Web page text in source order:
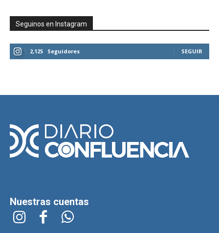
Seguinos en Instagram
2,125 Seguidores SEGUIR
Nuestras cuentas